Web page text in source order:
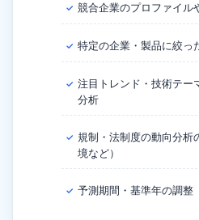
✓ 競合企業のプロファイル
✓ 特定の企業・製品に絞っ
✓ 注目トレンド・技術テー
分析
✓ 規制・法制度の動向分析
境など）
✓ 予測期間・基準年の調整